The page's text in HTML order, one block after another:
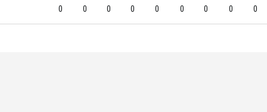
0 0 0 0 0 0 0 0 0